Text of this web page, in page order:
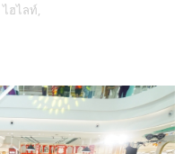
ไฮไลท์,